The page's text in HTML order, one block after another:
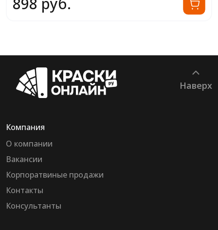
Наверх
Компания
О компании
Вакансии
Корпоратвиные продажи
Контакты
Консультанты